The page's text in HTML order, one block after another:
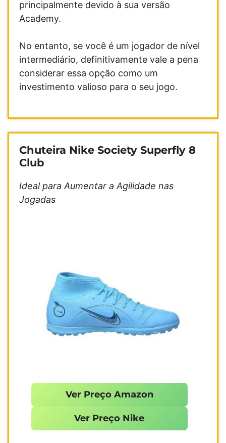
principalmente devido à sua versão
Academy.
No entanto, se você é um jogador de nível
intermediário, definitivamente vale a pena
considerar essa opção como um
investimento valioso para o seu jogo.
Chuteira Nike Society Superfly 8
Club
Ideal para Aumentar a Agilidade nas
Jogadas
Ver Preço Amazon
Ver Preço Nike